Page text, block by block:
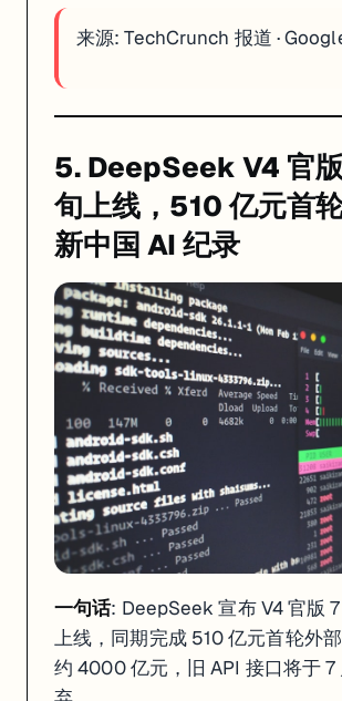
来源:TechCrunch 报道 ·
5. DeepSeek V4 官
旬上线，510 亿元首
新中国 AI 纪录
一句话: DeepSeek 宣布 V4 官版
上线，同期完成 510 亿元首轮外
约 4000 亿元，旧 API 接口将于 7